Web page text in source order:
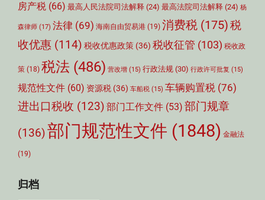
房产税 (66) 最高人民法院司法解释 (24) 最高法院司法解释 (24) 杨
森律师 (17) 法律 (69) 海南自由贸易港 (19) 消费税 (175)税
收优惠 (114) 税收优惠政策 (36) 税收征管 (103) 税收政
策 (18) 税法 (486) 营改增 (15) 行政法规 (30) 行政许可批复 (15)
规范性文件 (60) 资源税 (36) 车船税 (15) 车辆购置税 (76)
进出口税收 (123) 部门工作文件 (53) 部门规章
(136)部门规范性文件 (1848) 金融法
(19)
归档